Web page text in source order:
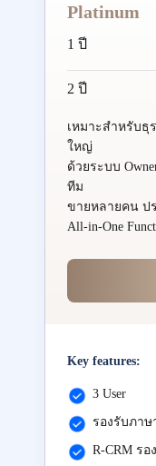
Platinum
1 ปี
2 ปี
เหมาะสำหรับธุ
ใหญ่
ด้วยระบบ
ทีม
ขายหลายคน ป
All-in-One
Key features:
3 User
รองรับภาษ
R-CRM รอ